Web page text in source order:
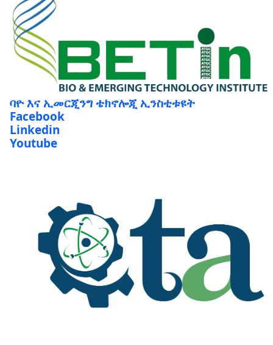
ባዮ እና ኢመርጂንግ ቴክኖሎጂ ኢንስቲቱዩት
Facebook
Linkedin
Youtube